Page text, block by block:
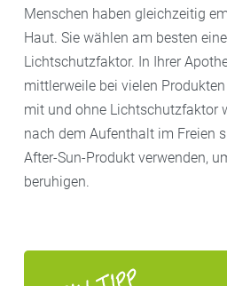
Menschen haben gleichzeitig
Haut. Sie wählen am besten
Lichtschutzfaktor. In Ihrer
mittlerweile bei vielen
mit und ohne Lichtschutzfaktor
nach dem Aufenthalt im Freien
After-Sun-Produkt verwenden,
beruhigen.